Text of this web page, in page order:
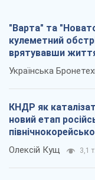
"Варта" та
кулеметний
врятувавши
Українська
КНДР як
новий етап
Олексій Кущ 3,1 т.